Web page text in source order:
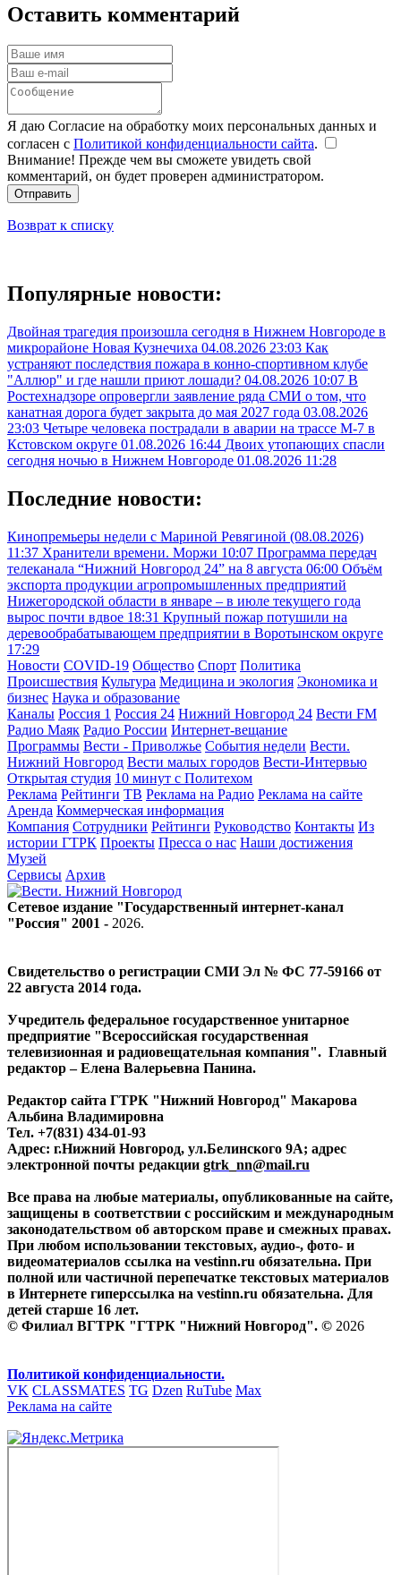
Оставить комментарий
Я даю Согласие на обработку моих персональных данных и
согласен с Политикой конфиденциальности сайта.
Внимание! Прежде чем вы сможете увидеть свой
комментарий, он будет проверен администратором.
Отправить
Возврат к списку
Популярные новости:
Двойная трагедия произошла сегодня в Нижнем Новгороде в
микрорайоне Новая Кузнечиха 04.08.2026 23:03 Как
устраняют последствия пожара в конно-спортивном клубе
"Аллюр" и где нашли приют лошади? 04.08.2026 10:07 В
Ростехнадзоре опровергли заявление ряда СМИ о том, что
канатная дорога будет закрыта до мая 2027 года 03.08.2026
23:03 Четыре человека пострадали в аварии на трассе М-7 в
Кстовском округе 01.08.2026 16:44 Двоих утопающих спасли
сегодня ночью в Нижнем Новгороде 01.08.2026 11:28
Последние новости:
Кинопремьеры недели с Мариной Ревягиной (08.08.2026)
11:37 Хранители времени. Моржи 10:07 Программа передач
телеканала “Нижний Новгород 24” на 8 августа 06:00 Объём
экспорта продукции агропромышленных предприятий
Нижегородской области в январе – в июле текущего года
вырос почти вдвое 18:31 Крупный пожар потушили на
деревообрабатывающем предприятии в Воротынском округе
17:29
Новости COVID-19 Общество Спорт Политика
Происшествия Культура Медицина и экология Экономика и
бизнес Наука и образование
Каналы Россия 1 Россия 24 Нижний Новгород 24 Вести FM
Радио Маяк Радио России Интернет-вещание
Программы Вести - Приволжье События недели Вести.
Нижний Новгород Вести малых городов Вести-Интервью
Открытая студия 10 минут с Политехом
Реклама Рейтинги ТВ Реклама на Радио Реклама на сайте
Аренда Коммерческая информация
Компания Сотрудники Рейтинги Руководство Контакты Из
истории ГТРК Проекты Пресса о нас Наши достижения
Музей
Сервисы Архив
Сетевое издание "Государственный интернет-канал
"Россия" 2001 - 2026.
Свидетельство о регистрации СМИ Эл № ФС 77-59166 от
22 августа 2014 года.
Учредитель федеральное государственное унитарное
предприятие "Всероссийская государственная
телевизионная и радиовещательная компания". Главный
редактор – Елена Валерьевна Панина.
Редактор сайта ГТРК "Нижний Новгород" Макарова
Альбина Владимировна
Тел. +7(831) 434-01-93
Адрес: г.Нижний Новгород, ул.Белинского 9А; адрес
электронной почты редакции gtrk_nn@mail.ru
Все права на любые материалы, опубликованные на сайте,
защищены в соответствии с российским и международным
законодательством об авторском праве и смежных правах.
При любом использовании текстовых, аудио-, фото- и
видеоматериалов ссылка на vestinn.ru обязательна. При
полной или частичной перепечатке текстовых материалов
в Интернете гиперссылка на vestinn.ru обязательна. Для
детей старше 16 лет.
© Филиал ВГТРК "ГТРК "Нижний Новгород". © 2026
Политикой конфиденциальности.
VK CLASSMATES TG Dzen RuTube Max
Реклама на сайте